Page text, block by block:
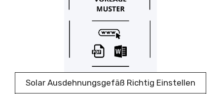
Solar Ausdehnungsgefäß Richtig Einstellen